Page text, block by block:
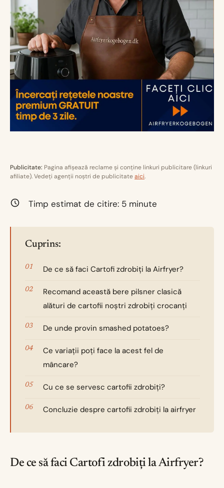
Publicitate: Pagina afișează reclame și conține linkuri publicitare (linkuri
afiliate). Vedeți agenții noștri de publicitateaici.
Timp estimat de citire: 5 minute
Cuprins:
De ce să faci Cartofi zdrobiți la Airfryer?
Recomand această bere pilsner clasică
alături de cartofii noștri zdrobiți crocanți
De unde provin smashed potatoes?
Ce variații poți face la acest fel de
mâncare?
Cu ce se servesc cartofii zdrobiți?
Concluzie despre cartofii zdrobiți la airfryer
De ce să faci Cartofi zdrobiți la Airfryer?